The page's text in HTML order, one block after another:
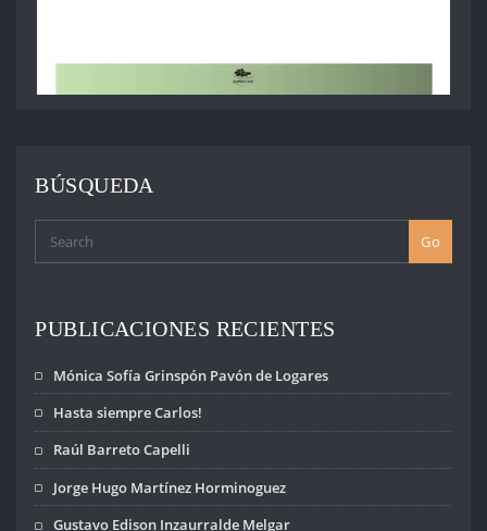
BÚSQUEDA
Go
PUBLICACIONES RECIENTES
Mónica Sofía Grinspón Pavón de Logares
Hasta siempre Carlos!
Raúl Barreto Capelli
Jorge Hugo Martínez Horminoguez
Gustavo Edison Inzaurralde Melgar